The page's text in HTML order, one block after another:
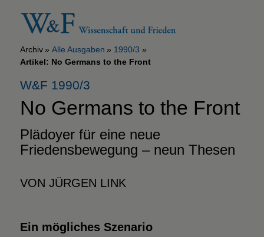
Archiv Alle Ausgaben
1990/3
Artikel: No Germans to the Front
W&F 1990/3
No Germans to the Front
Plädoyer für eine neue
Friedensbewegung – neun Thesen
VON JÜRGEN LINK
Ein mögliches Szenario